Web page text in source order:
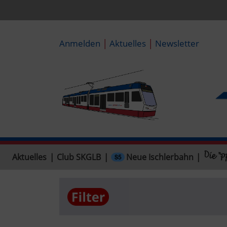
Anmelden | Aktuelles | Newsletter
Aktuelles Club SKGLB Neue Ischlerbahn